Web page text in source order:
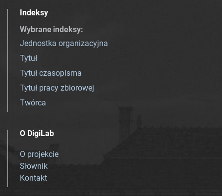
Indeksy
Wybrane indeksy:
Jednostka organizacyjna
Tytuł
Tytuł czasopisma
Tytuł pracy zbiorowej
Twórca
O DigiLab
O projekcie
Słownik
Kontakt